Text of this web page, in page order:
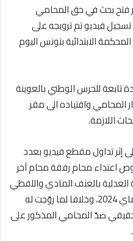
فتح بحث في حق المحامي
فيديو تم ترويجه على
الابتدائية بتونس اليوم
للحرس الوطني بالعوينة
المحامي واقتياده الى مقر
اللازمة.
إثر تداول مقطع فيديو بعدد
اعتداء محام رفقة محام آخر
بالعنف المادي واللفظي
بقصر العدالة بتونس يوم الإثنين 13 ماي 2024، وخلافا لما روّجت له
ضدّ المحامي المذكور على